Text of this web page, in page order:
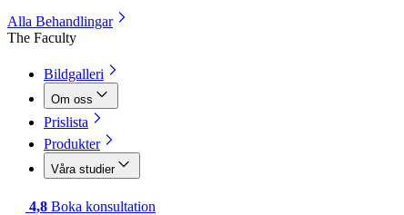
Alla Behandlingar
The Faculty
Bildgalleri
Om oss
Prislista
Produkter
Våra studier
4,8 Boka konsultation